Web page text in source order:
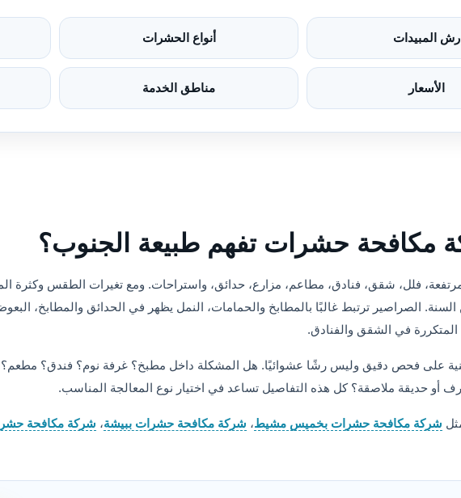
رش المبيدات أنواع الحشرات
الأسعار مناطق الخدمة
مكافحة حشرات تفهم طبيعة الجنوب؟
مرتفعة، فلل، شقق، فنادق، مطاعم، مزارع، حدائق، واستراحات. ومع تغيرات الطقس وكثرة
الصراصير ترتبط غالبًا بالمطابخ والحمامات، النمل يظهر في الحدائق والمطابخ،
المتكررة في الشقق والفنادق.
على فحص دقيق وليس رشًا عشوائيًا. هل المشكلة داخل مطبخ؟ غرفة نوم؟ فندق؟
حديقة ملاصقة؟ كل هذه التفاصيل تساعد في اختيار نوع المعالجة المناسب.
شركة مكافحة حشرات بخميس مشيط، شركة مكافحة حشرات ببيشة، شركة مكافحة